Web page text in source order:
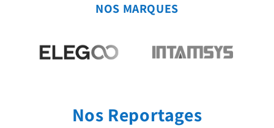
NOS MARQUES
Nos Reportages